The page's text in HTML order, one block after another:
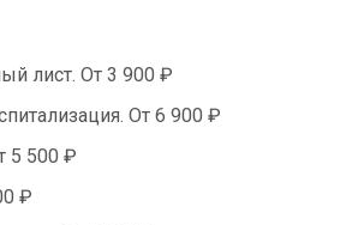
лист. От 3 900 ₽
От 6 900 ₽
5 500 ₽
₽